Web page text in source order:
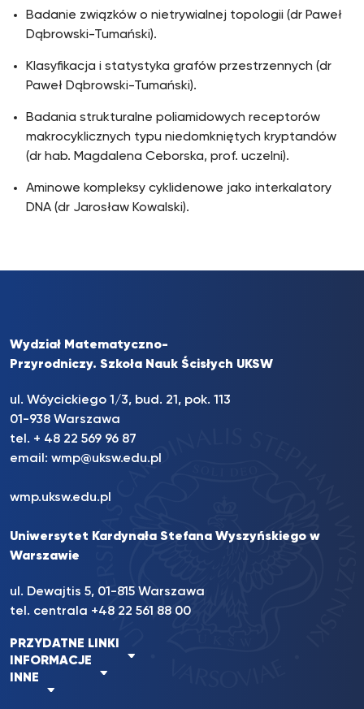
Badanie związków o nietrywialnej topologii (dr Paweł
Dąbrowski-Tumański).
Klasyfikacja i statystyka grafów przestrzennych (dr
Paweł Dąbrowski-Tumański).
Badania strukturalne poliamidowych receptorów
makrocyklicznych typu niedomkniętych kryptandów
(dr hab. Magdalena Ceborska, prof. uczelni).
Aminowe kompleksy cyklidenowe jako interkalatory
DNA (dr Jarosław Kowalski).
Wydział Matematyczno-
Przyrodniczy. Szkoła Nauk Ścisłych UKSW
ul. Wóycickiego 1/3, bud. 21, pok. 113
01-938 Warszawa
tel. + 48 22 569 96 87
email: wmp@uksw.edu.pl
wmp.uksw.edu.pl
Uniwersytet Kardynała Stefana Wyszyńskiego w
Warszawie
ul. Dewajtis 5, 01-815 Warszawa
tel. centrala +48 22 561 88 00
PRZYDATNE LINKI
INFORMACJE
INNE